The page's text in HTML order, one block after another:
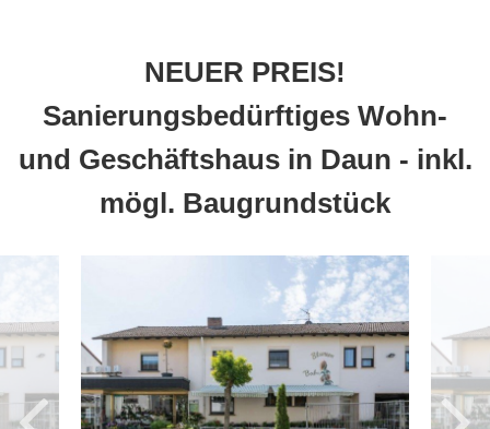
NEUER PREIS!
Sanierungsbedürftiges Wohn-
und Geschäftshaus in Daun - inkl.
mögl. Baugrundstück